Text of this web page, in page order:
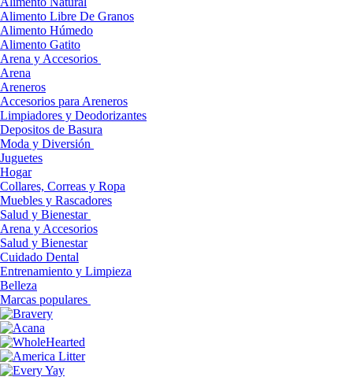
Alimento Libre De Granos
Alimento Húmedo
Alimento Gatito
Arena y Accesorios
Arena
Areneros
Accesorios para Areneros
Limpiadores y Deodorizantes
Depositos de Basura
Moda y Diversión
Juguetes
Hogar
Collares, Correas y Ropa
Muebles y Rascadores
Salud y Bienestar
Arena y Accesorios
Salud y Bienestar
Cuidado Dental
Entrenamiento y Limpieza
Belleza
Marcas populares